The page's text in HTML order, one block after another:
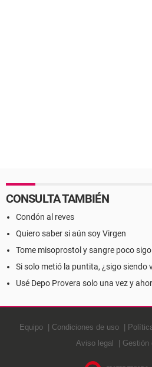
CONSULTA TAMBIÉN
Condón al reves
Quiero saber si aún soy Virgen
Tome misoprostol y sangre poco
Si solo metió la puntita, ¿sigo siendo
Usé Depo Provera solo una vez y
Equipo Condiciones de uso
Aviso legal
Gestión